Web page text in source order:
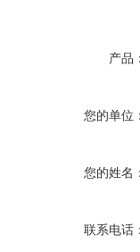
产品
您的单位
您的姓名
联系电话